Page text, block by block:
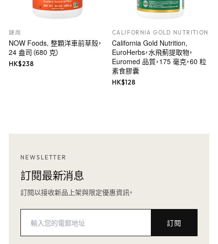
謎尚
NOW Foods, 整顆洋車前草殼，
24 盎司（680 克）
HK$238
CALIFORNIA GOLD NUTRITION
California Gold Nutrition,
EuroHerbs，水飛薊提取物，
Euromed 品質，175 毫克，60 粒
素食膠囊
HK$128
NEWSLETTER
訂閱最新消息
訂閱以接收新品上架與限定優惠資訊。
訂閱